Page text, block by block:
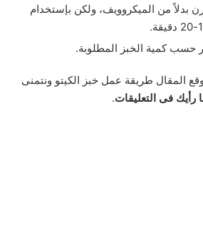
بدلاً من الميكروويف، ولكن بإستخدام
حسب كمية الخبز المطلوبة.
المقال طريقة عمل خبز الكيتو ونتمنى
رأيك فى التعليقات.